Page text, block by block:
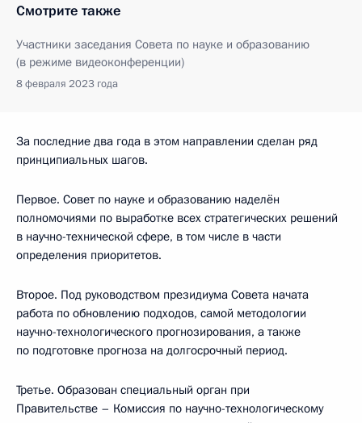
Смотрите также
Участники заседания Совета по науке и образованию
(в режиме видеоконференции)
8 февраля 2023 года
За последние два года в этом направлении сделан ряд
принципиальных шагов.
Первое. Совет по науке и образованию наделён
полномочиями по выработке всех стратегических решений
в научно-технической сфере, в том числе в части
определения приоритетов.
Второе. Под руководством президиума Совета начата
работа по обновлению подходов, самой методологии
научно-технологического прогнозирования, а также
по подготовке прогноза на долгосрочный период.
Третье. Образован специальный орган при
Правительстве – Комиссия по научно-технологическому